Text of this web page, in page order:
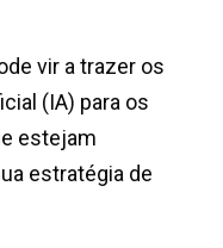
vir a trazer os
(IA) para os
estejam
estratégia de